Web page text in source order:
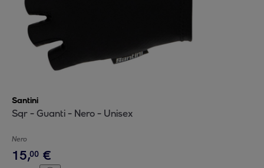
Santini
Sqr - Guanti - Nero - Unisex
Nero
15,00 €